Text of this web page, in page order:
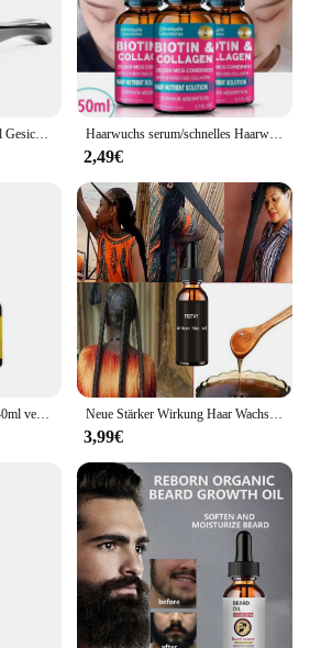
Derma Stempel Mikron adel Gesichts walze Massage gerät einstellbare Titan Nadel Länge Hautpflege Bart wachstum Kopfhaut Haar walze Haarwuchs serum/schnelles Haarwuchs produkt
2,49€
Haarwuchs ätherisches Öl/40ml verhindern Haarausfall flüssige dichte Haare Wachstum Serum profession elle Haar behandlung Gesundheits wesen Neue Stärker Wirkung Haar Wachstum Öl für Schwarze Frauen Alte Afrikanische Haar Wachstum Formel Extrakt Starke Wirkung TRSTAY
3,99€